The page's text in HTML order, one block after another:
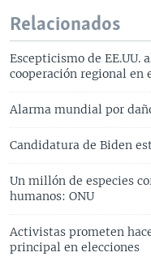
Relacionados
Escepticismo de
cooperación regional en
Alarma mundial por
Candidatura de Biden
Un millón de especies
humanos: ONU
Activistas prometen
principal en elecciones